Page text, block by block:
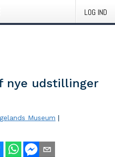
LOG IND
nye udstillinger
Museum |